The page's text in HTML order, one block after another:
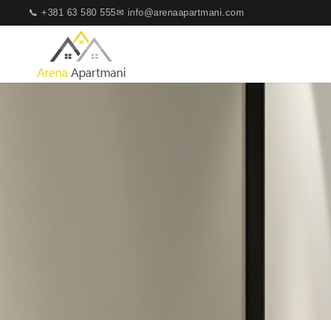
📞 +381 63 580 555✉ info@arenaapartmani.com